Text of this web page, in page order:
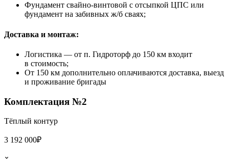
Фундамент свайно-винтовой с отсыпкой ЦПС или
фундамент на забивных ж/б сваях;
Доставка и монтаж:
Логистика — от п. Гидроторф до 150 км входит
в стоимость;
От 150 км дополнительно оплачиваются доставка, выезд
и проживание бригады
Комплектация №2
Тёплый контур
3 192 000₽